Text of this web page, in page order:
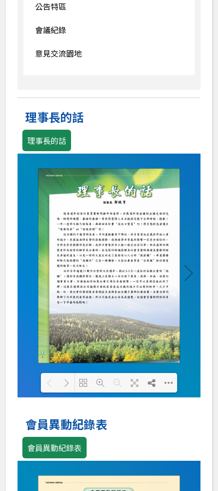
公告特區
會議紀錄
意見交流園地
理事長的話
理事長的話
會員異動紀錄表
會員異動紀錄表